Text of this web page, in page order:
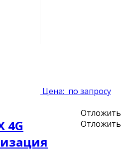
Цена: по запросу
Отложить
Отложить
4G